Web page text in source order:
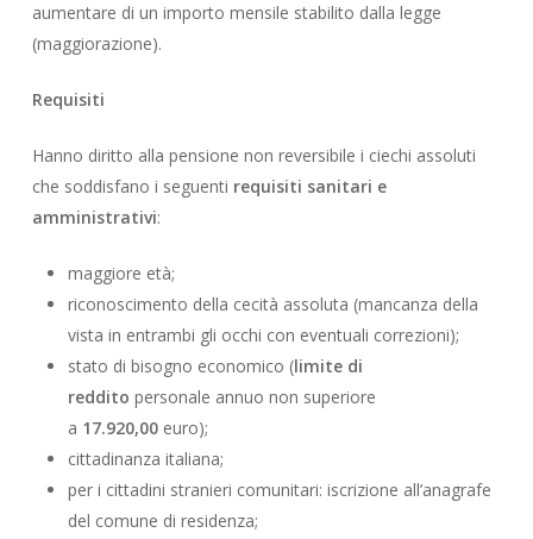
aumentare di un importo mensile stabilito dalla legge
(maggiorazione).
Requisiti
Hanno diritto alla pensione non reversibile i ciechi assoluti
che soddisfano i seguenti requisiti sanitari e
amministrativi:
maggiore età;
riconoscimento della cecità assoluta (mancanza della
vista in entrambi gli occhi con eventuali correzioni);
stato di bisogno economico (limite di
reddito personale annuo non superiore
a 17.920,00euro);
cittadinanza italiana;
per i cittadini stranieri comunitari: iscrizione all’anagrafe
del comune di residenza;